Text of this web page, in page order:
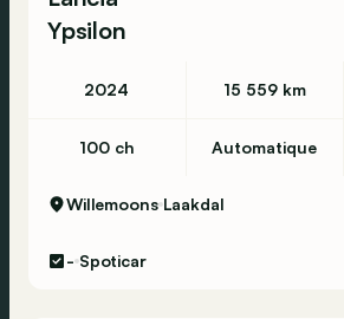
Ypsilon
2024 15 559 km
100 ch Automatique
Willemoons Laakdal
- Spoticar